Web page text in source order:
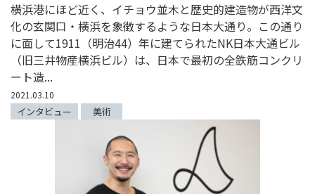
横浜港にほど近く、イチョウ並木と歴史的建造物が西洋文
化の玄関口・横浜を象徴するような日本大通り。この通り
に面して1911（明治44）年に建てられたNK日本大通ビル
（旧三井物産横浜ビル）は、日本で最初の全鉄筋コンクリ
ート造...
2021.03.10
インタビュー 美術